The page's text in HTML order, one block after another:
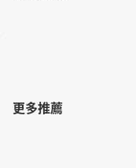
更多推薦